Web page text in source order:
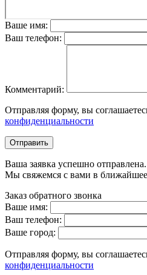
Ваше имя:
Ваш телефон:
Комментарий:
Отправляя форму, вы
конфиденциальности
Отправить
Ваша заявка успешно отправлена.
Мы свяжемся с вами в
Заказ обратного звонка
Ваше имя:
Ваш телефон:
Ваше город:
Отправляя форму, вы
конфиденциальности